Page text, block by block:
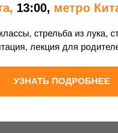
13:00, метро
стрельба из лука,
лекция для
УЗНАТЬ ПОДРОБНЕЕ